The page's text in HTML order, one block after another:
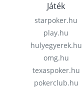
Játék
starpoker.hu
play.hu
hulyegyerek.hu
omg.hu
texaspoker.hu
pokerclub.hu